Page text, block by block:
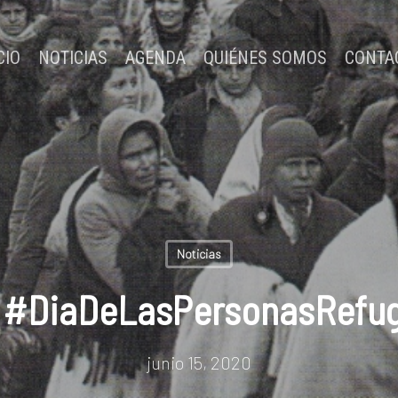
NOTICIAS AGENDA QUIÉNES SOMOS
Noticias
junio 15, 2020